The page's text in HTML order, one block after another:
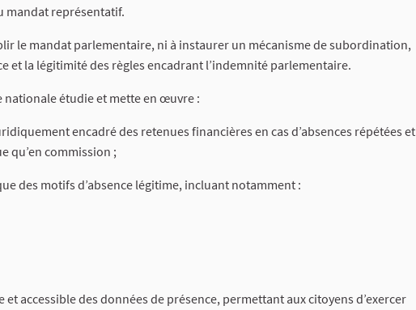
mandat représentatif.
le mandat parlementaire, ni à instaurer un mécanisme de subordination,
et la légitimité des règles encadrant l’indemnité parlementaire.
nationale étudie et mette en œuvre :
encadré des retenues financières en cas d’absences répétées et
qu’en commission ;
des motifs d’absence légitime, incluant notamment :
accessible des données de présence, permettant aux citoyens d’exercer